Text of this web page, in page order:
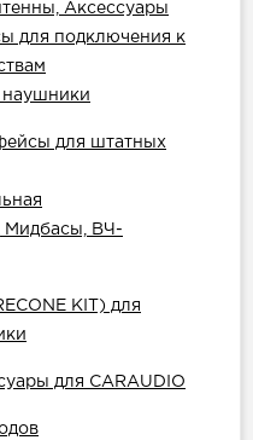
Аксессуары
для подключения к
для штатных
Мидбасы, ВЧ-
KIT) для
для CARAUDIO